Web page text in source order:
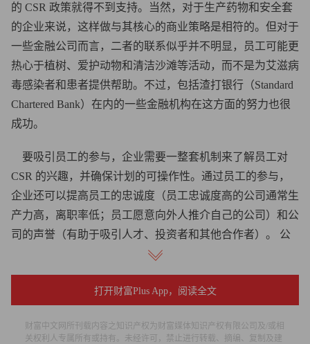
的 CSR 政策就得不到支持。当然，对于生产药物和安全套
的企业来说，这样做与其核心的商业策略是相符的。但对于
一些金融公司而言，二者的联系似乎并不明显，员工可能更
热心于植树、爱护动物和清洁沙滩等活动，而不是为艾滋病
毒感染者和患者提供帮助。不过，包括渣打银行（Standard
Chartered Bank）在内的一些金融机构在这方面的努力也很
成功。
要吸引员工的参与，企业需要一整套机制来了解员工对
CSR 的兴趣，并确保计划的可操作性。通过员工的参与，
企业还可以提高员工的忠诚度（员工忠诚度高的公司通常生
产力高，离职率低；员工愿意向外人推介自己的公司）和公
司的声誉（有助于吸引人才、投资者和其他合作者）。 公
司治理与报告如果与利益相关者对话和合作是 CSR 的关
键，那么良好的公司治理就是 CSR 的基础。CSR 和公司治
理是一对双胞胎，两者共荣共生。一家很重视企业治理的公
的，因为 CSR 和企业治理都会对所在的社区负责。
打开财富Plus App，阅读全文
财富中文网所刊载内容之知识产权为财富媒体知识产权有限公司及/或相
关权利人专属所有或持有。未经许可，禁止进行转载、摘编、复制及建